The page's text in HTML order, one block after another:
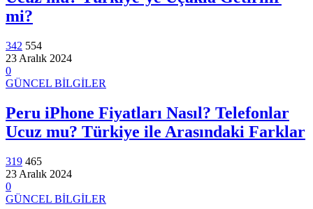
mi?
342 554
23 Aralık 2024
0
GÜNCEL BİLGİLER
Peru iPhone Fiyatları Nasıl? Telefonlar
Ucuz mu? Türkiye ile Arasındaki Farklar
319 465
23 Aralık 2024
0
GÜNCEL BİLGİLER